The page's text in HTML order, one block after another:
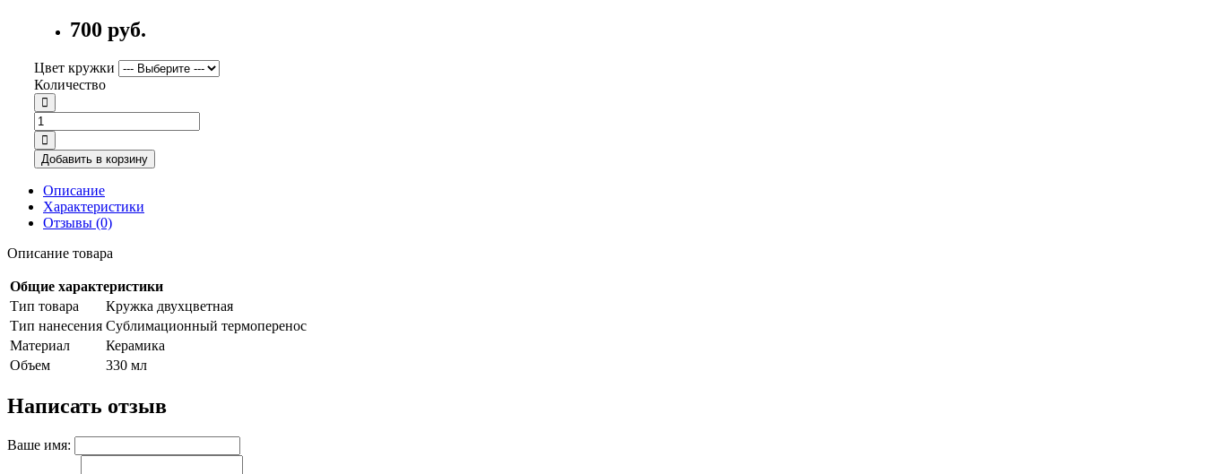
700 руб.
Цвет кружки
Количество
Добавить в корзину
Описание
Характеристики
Отзывы (0)
Описание товара
Общие характеристики
Тип товара
Кружка двухцветная
Тип нанесения Сублимационный термоперенос
Материал
Керамика
Объем
330 мл
Написать отзыв
Ваше имя: